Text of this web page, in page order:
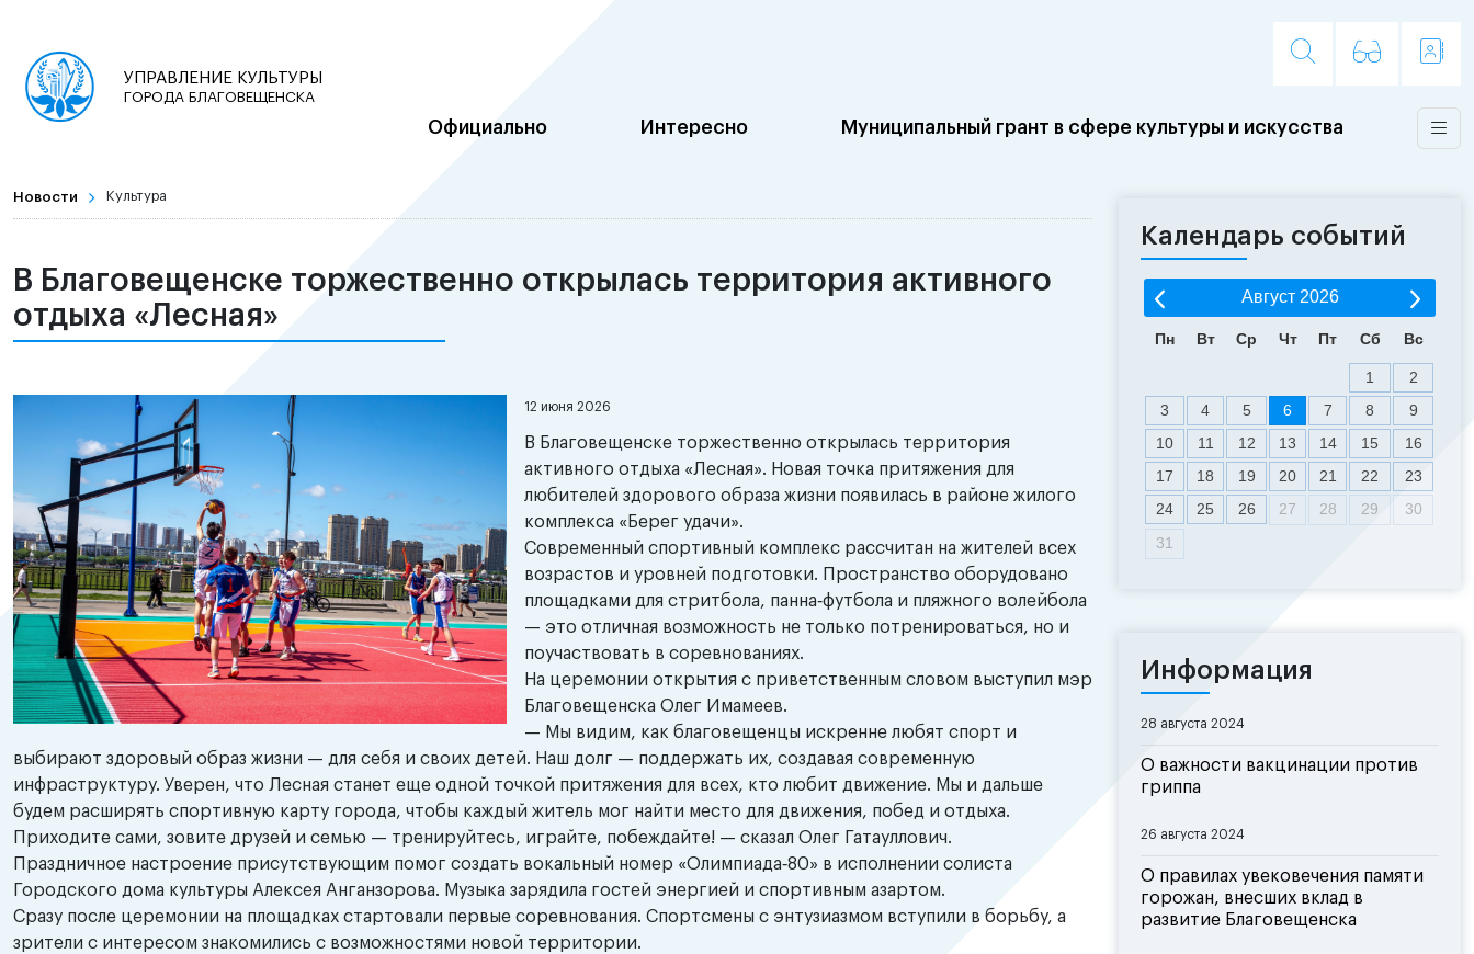
УПРАВЛЕНИЕ КУЛЬТУРЫ
ГОРОДА БЛАГОВЕЩЕНСКА
Официально Интересно Муниципальный грант в сфере культуры и искусства
Новости Культура
В Благовещенске торжественно открылась территория активного
отдыха «Лесная»
12 июня 2026
В Благовещенске торжественно открылась территория
активного отдыха «Лесная». Новая точка притяжения для
любителей здорового образа жизни появилась в районе жилого
комплекса «Берег удачи».
Современный спортивный комплекс рассчитан на жителей всех
возрастов и уровней подготовки. Пространство оборудовано
площадками для стритбола, панна‑футбола и пляжного волейбола
— это отличная возможность не только потренироваться, но и
поучаствовать в соревнованиях.
На церемонии открытия с приветственным словом выступил мэр
Благовещенска Олег Имамеев.
— Мы видим, как благовещенцы искренне любят спорт и
выбирают здоровый образ жизни — для себя и своих детей. Наш долг — поддержать их, создавая современную
инфраструктуру. Уверен, что Лесная станет еще одной точкой притяжения для всех, кто любит движение. Мы и дальше
будем расширять спортивную карту города, чтобы каждый житель мог найти место для движения, побед и отдыха.
Приходите сами, зовите друзей и семью — тренируйтесь, играйте, побеждайте! — сказал Олег Гатауллович.
Праздничное настроение присутствующим помог создать вокальный номер «Олимпиада‑80» в исполнении солиста
Городского дома культуры Алексея Анганзорова. Музыка зарядила гостей энергией и спортивным азартом.
Сразу после церемонии на площадках стартовали первые соревнования. Спортсмены с энтузиазмом вступили в борьбу, а
зрители с интересом знакомились с возможностями новой территории.
Календарь событий
Август 2026
Пн Вт Ср Чт Пт Сб Вс
1
2
3
4 5 6 7 8
9
10
11 12 13 14 15
16
17
18 19 20 21 22
23
24
25 26 27 28 29
30
31
Информация
28 августа 2024
О важности вакцинации против
гриппа
26 августа 2024
О правилах увековечения памяти
горожан, внесших вклад в
развитие Благовещенска